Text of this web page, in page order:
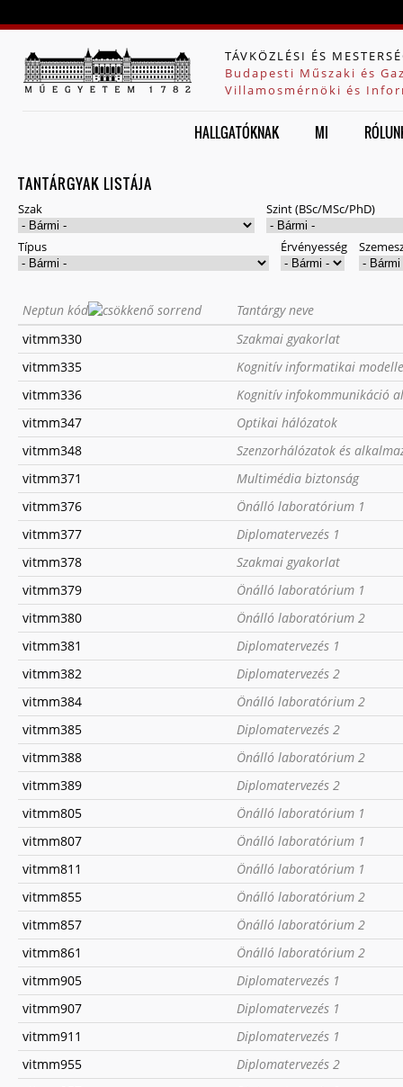
TÁVKÖZLÉSI ÉS
Budapesti Műszaki és
Villamosmérnöki és
HALLGATÓKNAK MI
TANTÁRGYAK LISTÁJA
Szak Szint (BSc/MSc/PhD)
Típus Érvényesség
Neptun kód
Tantárgy neve
vitmm330
Szakmai gyakorlat
vitmm335
Kognitív informatikai
vitmm336
Kognitív infokommunikáció
vitmm347
Optikai hálózatok
vitmm348
Szenzorhálózatok és
vitmm371
Multimédia biztonság
vitmm376
Önálló laboratórium 1
vitmm377
Diplomatervezés 1
vitmm378
Szakmai gyakorlat
vitmm379
Önálló laboratórium 1
vitmm380
Önálló laboratórium 2
vitmm381
Diplomatervezés 1
vitmm382
Diplomatervezés 2
vitmm384
Önálló laboratórium 2
vitmm385
Diplomatervezés 2
vitmm388
Önálló laboratórium 2
vitmm389
Diplomatervezés 2
vitmm805
Önálló laboratórium 1
vitmm807
Önálló laboratórium 1
vitmm811
Önálló laboratórium 1
vitmm855
Önálló laboratórium 2
vitmm857
Önálló laboratórium 2
vitmm861
Önálló laboratórium 2
vitmm905
Diplomatervezés 1
vitmm907
Diplomatervezés 1
vitmm911
Diplomatervezés 1
vitmm955
Diplomatervezés 2